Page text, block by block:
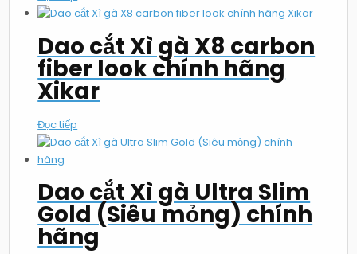
Dao cắt Xì gà X8 carbon
fiber look chính hãng
Xikar
Đọc tiếp
Dao cắt Xì gà Ultra Slim
Gold (Siêu mỏng) chính
hãng